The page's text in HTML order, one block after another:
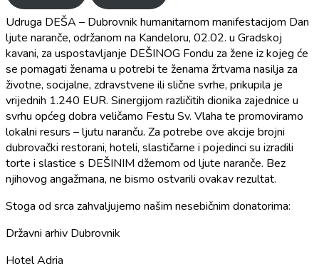
Udruga DEŠA – Dubrovnik humanitarnom manifestacijom Dan
ljute naranče, održanom na Kandeloru, 02.02. u Gradskoj
kavani, za uspostavljanje DEŠINOG Fondu za žene iz kojeg će
se pomagati ženama u potrebi te ženama žrtvama nasilja za
životne, socijalne, zdravstvene ili slične svrhe, prikupila je
vrijednih 1.240 EUR. Sinergijom različitih dionika zajednice u
svrhu općeg dobra veličamo Festu Sv. Vlaha te promoviramo
lokalni resurs – ljutu naranču. Za potrebe ove akcije brojni
dubrovački restorani, hoteli, slastičarne i pojedinci su izradili
torte i slastice s DEŠINIM džemom od ljute naranče. Bez
njihovog angažmana, ne bismo ostvarili ovakav rezultat.
Stoga od srca zahvaljujemo našim nesebičnim donatorima:
Državni arhiv Dubrovnik
Hotel Adria